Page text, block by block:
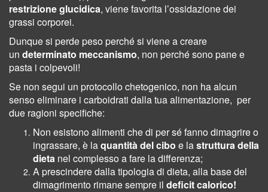
restrizione glucidica, viene favorita l’ossidazione dei
grassi corporei.
Dunque si perde peso perché si viene a creare
un determinato meccanismo, non perché sono pane e
pasta i colpevoli!
Se non segui un protocollo chetogenico, non ha alcun
senso eliminare i carboidrati dalla tua alimentazione, per
due ragioni specifiche:
Non esistono alimenti che di per sé fanno dimagrire o
ingrassare, è laquantità del cibo e lastruttura della
dieta nel complesso a fare la differenza;
A prescindere dalla tipologia di dieta, alla base del
dimagrimento rimane sempre il deficit calorico!